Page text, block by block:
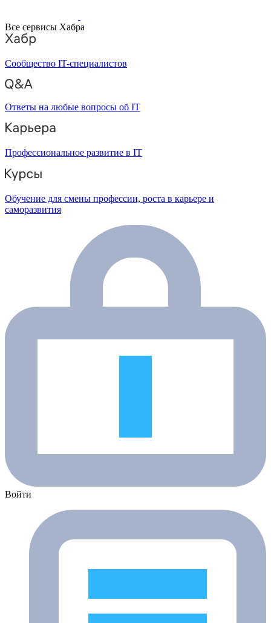
Все сервисы Хабра
Сообщество IT-специалистов
Ответы на любые вопросы об IT
Профессиональное развитие в IT
Обучение для смены профессии, роста в карьере и
саморазвития
Войти